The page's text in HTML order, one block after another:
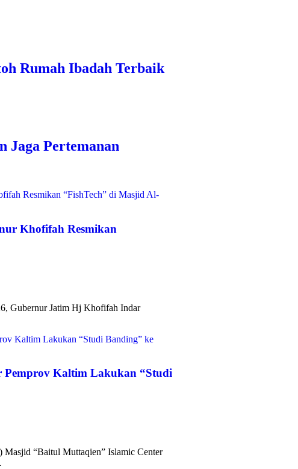
Rumah Ibadah Terbaik
Jaga Pertemanan
Khofifah Resmikan
Gubernur Jatim Hj Khofifah Indar
Pemprov Kaltim Lakukan “Studi
Masjid “Baitul Muttaqien” Islamic Center